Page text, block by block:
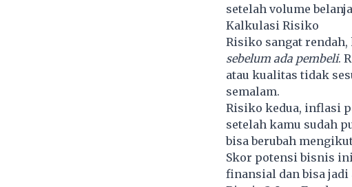
setelah volume
Kalkulasi Risiko
Risiko sangat rendah,
sebelum ada pembeli.
atau kualitas tidak
semalam.
Risiko kedua, inflasi
setelah kamu sudah
bisa berubah
Skor potensi bisnis
finansial dan bisa jadi